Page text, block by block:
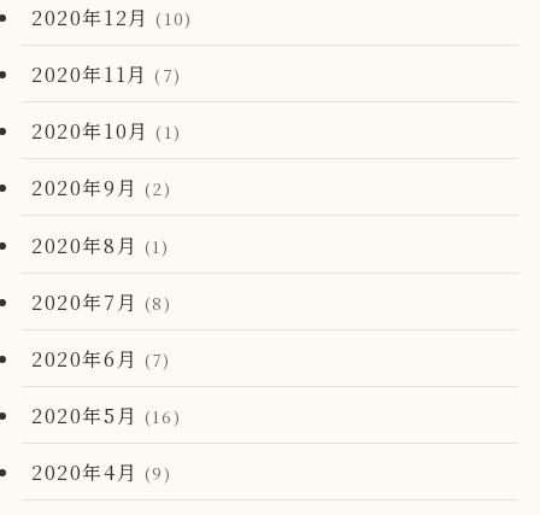
2020年12月 (10)
2020年11月 (7)
2020年10月 (1)
2020年9月 (2)
2020年8月 (1)
2020年7月 (8)
2020年6月 (7)
2020年5月 (16)
2020年4月 (9)